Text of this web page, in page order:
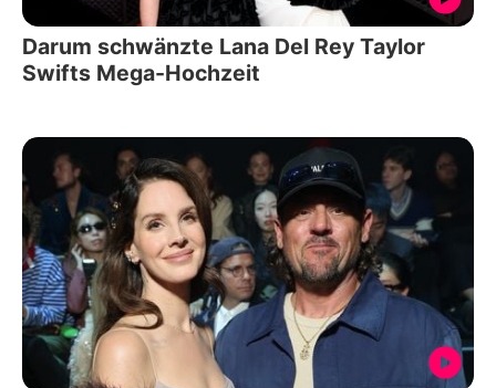
Darum schwänzte Lana Del Rey Taylor
Swifts Mega-Hochzeit